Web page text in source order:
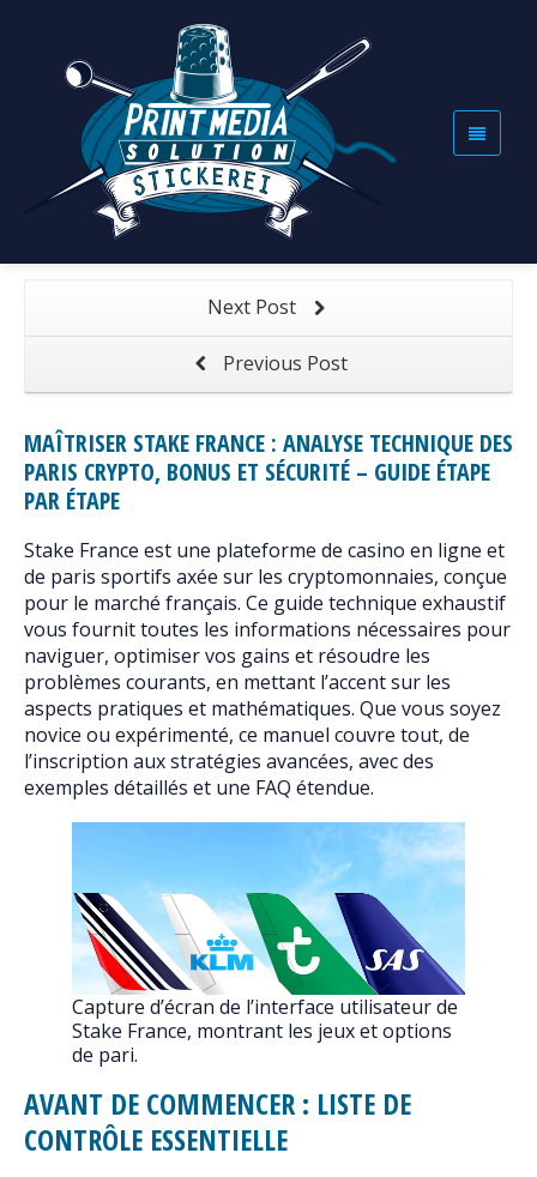
MAÎTRISER STAKE FRANCE : ANALYSE
TECHNIQUE DES PARIS CRYPTO, BONUS ET
SÉCURITÉ – GUIDE ÉTAPE PAR ÉTAPE
Home
Maîtriser Stake France : Analyse Technique des Paris
Crypto, Bonus et Sécurité – Guide Étape par Étape
Next Post
Previous Post
MAÎTRISER STAKE FRANCE : ANALYSE TECHNIQUE DES
PARIS CRYPTO, BONUS ET SÉCURITÉ – GUIDE ÉTAPE
PAR ÉTAPE
Stake France est une plateforme de casino en ligne et
de paris sportifs axée sur les cryptomonnaies, conçue
pour le marché français. Ce guide technique exhaustif
vous fournit toutes les informations nécessaires pour
naviguer, optimiser vos gains et résoudre les
problèmes courants, en mettant l’accent sur les
aspects pratiques et mathématiques. Que vous soyez
novice ou expérimenté, ce manuel couvre tout, de
l’inscription aux stratégies avancées, avec des
exemples détaillés et une FAQ étendue.
Capture d’écran de l’interface utilisateur de
Stake France, montrant les jeux et options
de pari.
AVANT DE COMMENCER : LISTE DE
CONTRÔLE ESSENTIELLE